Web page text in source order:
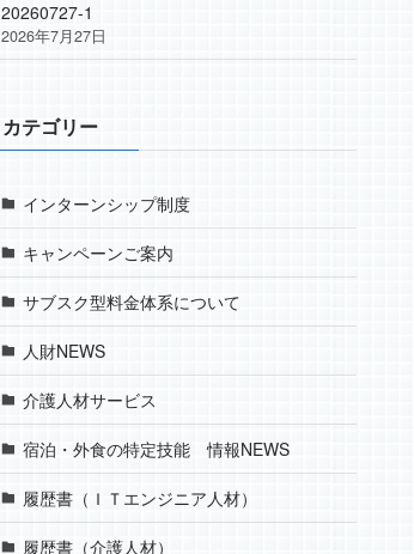
20260727-1
2026年7月27日
カテゴリー
インターンシップ制度
キャンペーンご案内
サブスク型料金体系について
人財NEWS
介護人材サービス
宿泊・外食の特定技能 情報NEWS
履歴書（ＩＴエンジニア人材）
履歴書（介護人材）